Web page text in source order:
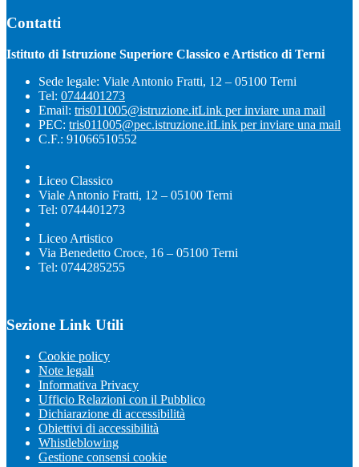
Contatti
Istituto di Istruzione Superiore Classico e Artistico di Terni
Sede legale: Viale Antonio Fratti, 12 – 05100 Terni
Tel: 0744401273
Email: tris011005@istruzione.itLink per inviare una mail
PEC: tris011005@pec.istruzione.itLink per inviare una mail
C.F.: 91066510552
Liceo Classico
Viale Antonio Fratti, 12 – 05100 Terni
Tel: 0744401273
Liceo Artistico
Via Benedetto Croce, 16 – 05100 Terni
Tel: 0744285255
Sezione Link Utili
Cookie policy
Note legali
Informativa Privacy
Ufficio Relazioni con il Pubblico
Dichiarazione di accessibilità
Obiettivi di accessibilità
Whistleblowing
Gestione consensi cookie